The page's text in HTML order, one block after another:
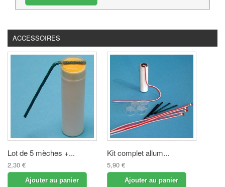
ACCESSOIRES
Lot de 5 mèches +...
2,30 €
Ajouter au panier
Kit complet allum...
5,90 €
Ajouter au panier